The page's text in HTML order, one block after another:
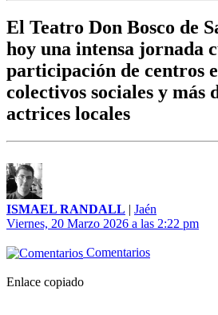
El Teatro Don Bosco de
hoy una intensa jornada
participación de centros
colectivos sociales y más
actrices locales
ISMAEL RANDALL | Jaén
Viernes, 20 Marzo 2026 a las 2:22 pm
Comentarios
Enlace copiado